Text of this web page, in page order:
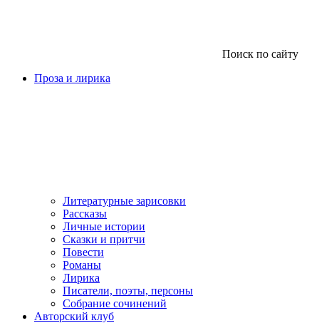
Поиск по сайту
Проза и лирика
Литературные зарисовки
Рассказы
Личные истории
Сказки и притчи
Повести
Романы
Лирика
Писатели, поэты, персоны
Собрание сочинений
Авторский клуб